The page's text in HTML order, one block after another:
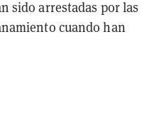
sido arrestadas por las
cuando han